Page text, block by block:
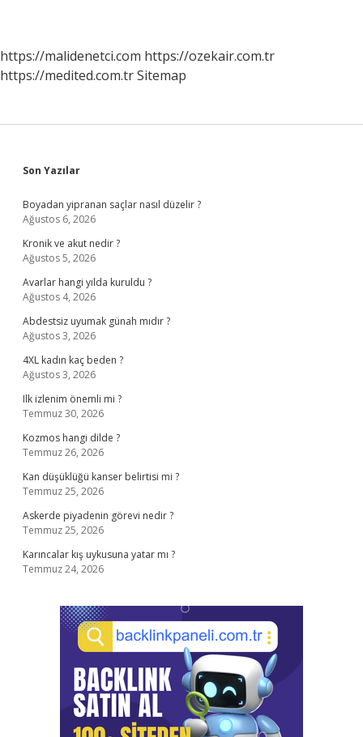
https://malidenetci.com https://ozekair.com.tr
https://medited.com.trSitemap
Sidebar
Son Yazılar
Boyadan yipranan saçlar nasıl düzelir ?
Ağustos 6, 2026
Kronik ve akut nedir ?
Ağustos 5, 2026
Avarlar hangi yılda kuruldu ?
Ağustos 4, 2026
Abdestsiz uyumak günah mıdır ?
Ağustos 3, 2026
4XL kadın kaç beden ?
Ağustos 3, 2026
Ilk izlenim önemli mi ?
Temmuz 30, 2026
Kozmos hangi dilde ?
Temmuz 26, 2026
Kan düşüklüğü kanser belirtisi mi ?
Temmuz 25, 2026
Askerde piyadenin görevi nedir ?
Temmuz 25, 2026
Karıncalar kış uykusuna yatar mı ?
Temmuz 24, 2026